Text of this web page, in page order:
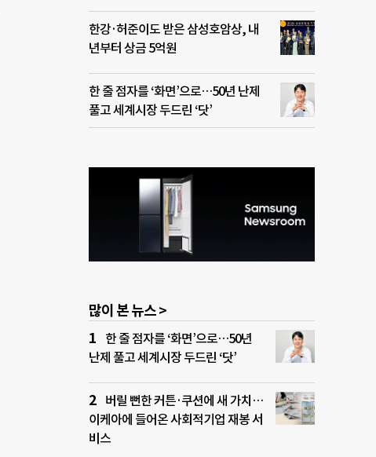
한강·허준이도 받은 삼성호암상, 내
년부터 상금 5억원
한 줄 점자를 ‘화면’으로…50년 난제
풀고 세계시장 두드린 ‘닷’
많이 본 뉴스 >
한 줄 점자를 ‘화면’으로…50년
난제 풀고 세계시장 두드린 ‘닷’
버릴 뻔한 커튼·쿠션에 새 가치…
이케아에 들어온 사회적기업 재봉 서
비스